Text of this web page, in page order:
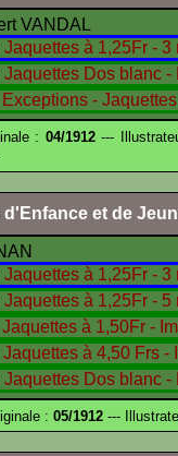
VANDAL
: 04/1912---
et de
: 05/1912 ---